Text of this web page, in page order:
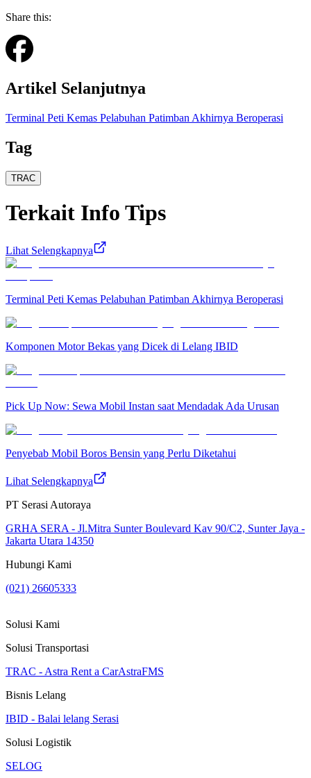
Share this:
Artikel Selanjutnya
Terminal Peti Kemas Pelabuhan Patimban Akhirnya Beroperasi
Tag
TRAC
Terkait Info Tips
Lihat Selengkapnya
Terminal Peti Kemas Pelabuhan Patimban Akhirnya Beroperasi
Komponen Motor Bekas yang Dicek di Lelang IBID
Pick Up Now: Sewa Mobil Instan saat Mendadak Ada Urusan
Penyebab Mobil Boros Bensin yang Perlu Diketahui
Lihat Selengkapnya
PT Serasi Autoraya
GRHA SERA - Jl.Mitra Sunter Boulevard Kav 90/C2, Sunter Jaya -
Jakarta Utara 14350
Hubungi Kami
(021) 26605333
Solusi Kami
Solusi Transportasi
TRAC - Astra Rent a CarAstraFMS
Bisnis Lelang
IBID - Balai lelang Serasi
Solusi Logistik
SELOG